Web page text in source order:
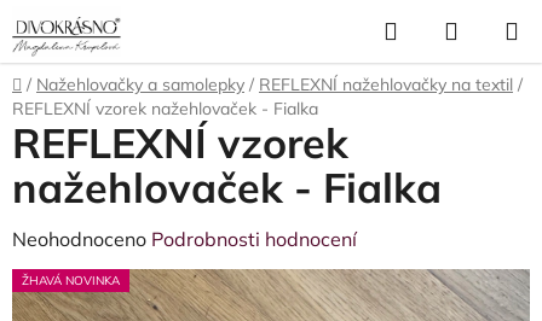
na
obsah
Hledat
KOŠÍK
Domů
/ Nažehlovačky a samolepky / REFLEXNÍ nažehlovačky na textil /
REFLEXNÍ vzorek nažehlovaček - Fialka
REFLEXNÍ vzorek
nažehlovaček - Fialka
Průměrné
hodnocení
produktu
Neohodnoceno Podrobnosti hodnocení
ŽHAVÁ NOVINKA